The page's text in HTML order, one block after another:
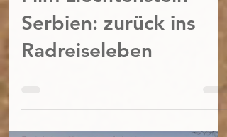
Serbien: zurück ins
Radreiseleben